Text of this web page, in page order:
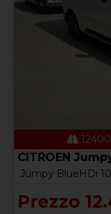
CITROEN
Jumpy BlueHDi
Prezzo